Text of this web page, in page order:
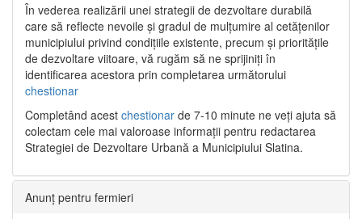
În vederea realizării unei strategii de dezvoltare durabilă
care să reflecte nevoile și gradul de mulțumire al cetățenilor
municipiului privind condițiile existente, precum și prioritățile
de dezvoltare viitoare, vă rugăm să ne sprijiniți în
identificarea acestora prin completarea următorului
chestionar
Completând acest chestionar de 7-10 minute ne veți ajuta să
colectam cele mai valoroase informații pentru redactarea
Strategiei de Dezvoltare Urbană a Municipiului Slatina.
Anunț pentru fermieri